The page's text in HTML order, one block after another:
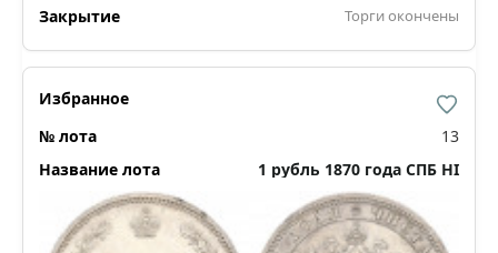
Торги окончены
13
1 рубль 1870 года СПБ НI